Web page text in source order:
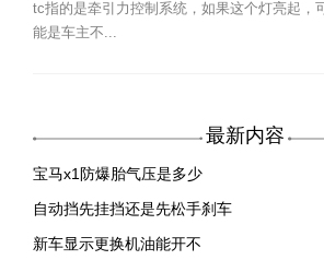
tc指的是牵引力控制系统，如果这个灯亮起，可
能是车主不...
最新内容
宝马x1防爆胎气压是多少
自动挡先挂挡还是先松手刹车
新车显示更换机油能开不